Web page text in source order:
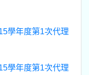
學年度第1次代理
學年度第1次代理